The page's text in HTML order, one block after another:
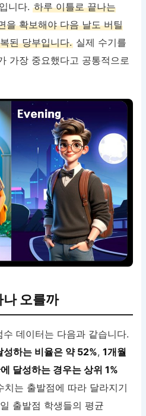
니다.하루 이틀로 끝나는
을 확보해야 다음 날도 버틸
된 당부입니다. 실제 수기를
가장 중요했다고 공통적으로
나 오를까
데이터는 다음과 같습니다.
하는 비율은 약 52%,1개월
달성하는 경우는 상위 1%
치는 출발점에 따라 달라지기
출발점 학생들의 평균